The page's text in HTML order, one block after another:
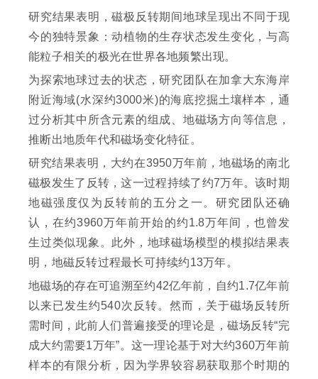
研究结果表明，磁极反转期间地球呈现出不同于现
今的独特景象：动植物的生存状态发生变化，与高
能粒子相关的极光在世界各地频繁出现。
为探索地球过去的状态，研究团队在加拿大东海岸
附近海域(水深约3000米)的海底挖掘土壤样本，通
过分析其中所含元素的组成、地磁场方向等信息，
推断出地质年代和磁场变化特征。
研究结果表明，大约在3950万年前，地磁场的南北
磁极发生了反转，这一过程持续了约7万年。该时期
地磁强度仅为反转前的五分之一。研究团队还确
认，在约3960万年前开始的约1.8万年间，也曾发
生过类似现象。此外，地球磁场模型的模拟结果表
明，地磁反转过程最长可持续约13万年。
地磁场的存在可追溯至约42亿年前，自约1.7亿年前
以来已发生约540次反转。然而，关于磁场反转所
需时间，此前人们普遍接受的理论是，磁场反转“完
成大约需要1万年”。这一理论基于对大约360万年前
样本的有限分析，因为学界较容易获取那个时期的